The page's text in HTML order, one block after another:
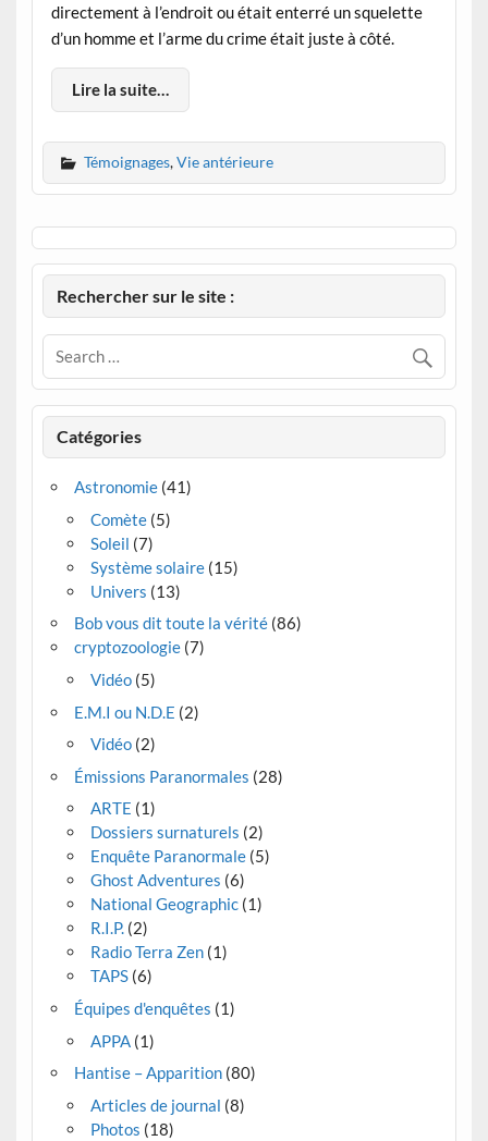
directement à l’endroit ou était enterré un squelette
d’un homme et l’arme du crime était juste à côté.
Lire la suite…
Témoignages,Vie antérieure
Rechercher sur le site :
Catégories
Astronomie(41)
Comète(5)
Soleil (7)
Système solaire(15)
Univers (13)
Bob vous dit toute la vérité(86)
cryptozoologie(7)
Vidéo(5)
E.M.I ou N.D.E (2)
Vidéo(2)
Émissions Paranormales (28)
ARTE (1)
Dossiers surnaturels (2)
Enquête Paranormale(5)
Ghost Adventures (6)
National Geographic(1)
R.I.P.(2)
Radio Terra Zen(1)
TAPS(6)
Équipes d'enquêtes (1)
APPA(1)
Hantise – Apparition(80)
Articles de journal (8)
Photos (18)